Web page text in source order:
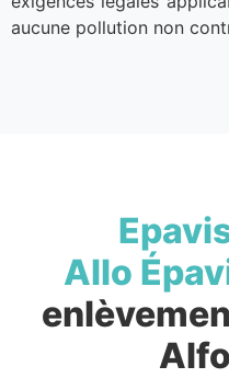
aucune pollution non
Allo